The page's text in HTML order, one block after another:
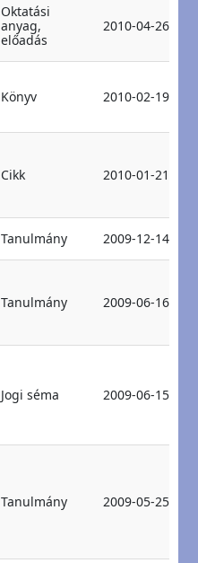
Oktatási
anyag,
előadás
2010-04-26
Könyv 2010-02-19
Cikk 2010-01-21
Tanulmány 2009-12-14
Tanulmány 2009-06-16
Jogi séma 2009-06-15
Tanulmány 2009-05-25